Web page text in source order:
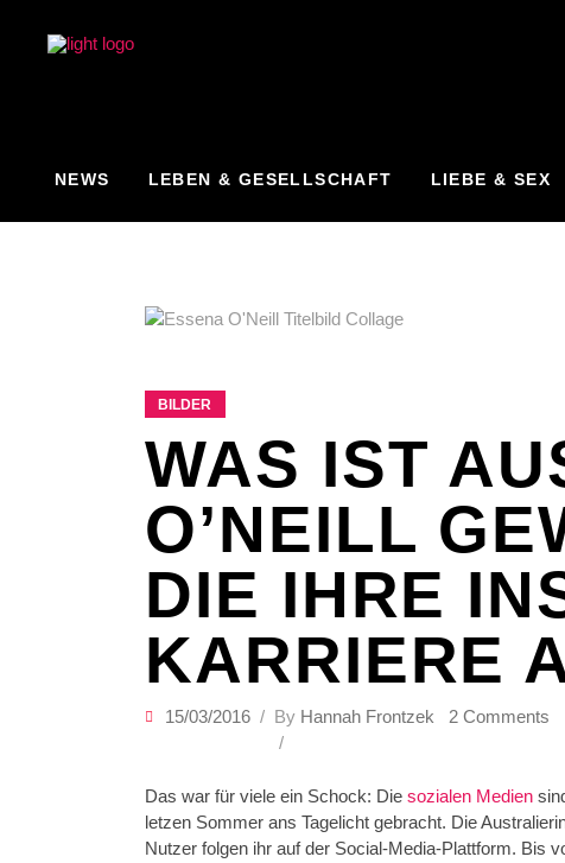
NEWS LEBEN & GESELLSCHAFT LIEBE & SEX
BILDER
WAS IST
O’NEILL
DIE IHRE
KARRIERE
15/03/2016 By Hannah Frontzek 2 Comments
Das war für viele ein Schock: Die sozialen Medien
letzen Sommer ans Tagelicht gebracht. Die
Nutzer folgen ihr auf der Social-Media-Plattform. Bis